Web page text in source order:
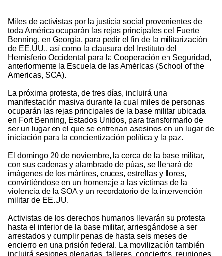
Miles de activistas por la justicia social provenientes de
toda América ocuparán las rejas principales del Fuerte
Benning, en Georgia, para pedir el fin de la militarización
de EE.UU., así como la clausura del Instituto del
Hemisferio Occidental para la Cooperación en Seguridad,
anteriormente la Escuela de las Américas (School of the
Americas, SOA).
La próxima protesta, de tres días, incluirá una
manifestación masiva durante la cual miles de personas
ocuparán las rejas principales de la base militar ubicada
en Fort Benning, Estados Unidos, para transformarlo de
ser un lugar en el que se entrenan asesinos en un lugar de
iniciación para la concientización política y la paz.
El domingo 20 de noviembre, la cerca de la base militar,
con sus cadenas y alambrado de púas, se llenará de
imágenes de los mártires, cruces, estrellas y flores,
convirtiéndose en un homenaje a las víctimas de la
violencia de la SOA y un recordatorio de la intervención
militar de EE.UU.
Activistas de los derechos humanos llevarán su protesta
hasta el interior de la base militar, arriesgándose a ser
arrestados y cumplir penas de hasta seis meses de
encierro en una prisión federal. La movilización también
incluirá sesiones plenarias, talleres, conciertos, reuniones